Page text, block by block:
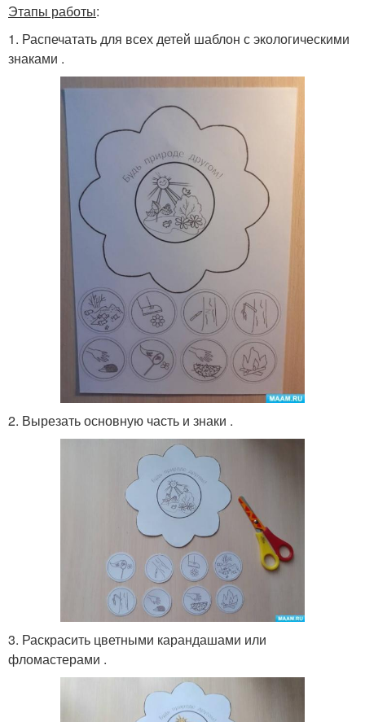
Этапы работы:
1. Распечатать для всех детей шаблон с экологическими
знаками .
2. Вырезать основную часть и знаки .
3. Раскрасить цветными карандашами или
фломастерами .